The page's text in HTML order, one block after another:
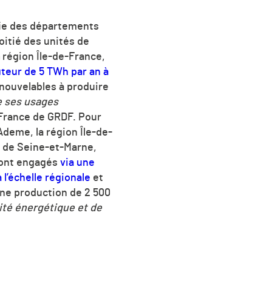
des départements
des unités de
Île-de-France,
de 5 TWh par an à
à produire
ses usages
de GRDF. Pour
la région Île-de-
Seine-et-Marne,
engagés via une
régionale et
production de 2 500
énergétique et de